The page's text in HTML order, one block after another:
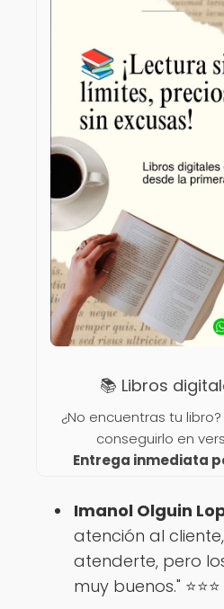
📚 Libros
¿No encuentras tu
conseguirlo en
Entrega inmediata
Imanol Olguin
atención al
atenderte, pero
muy buenos." ⭐️⭐️⭐